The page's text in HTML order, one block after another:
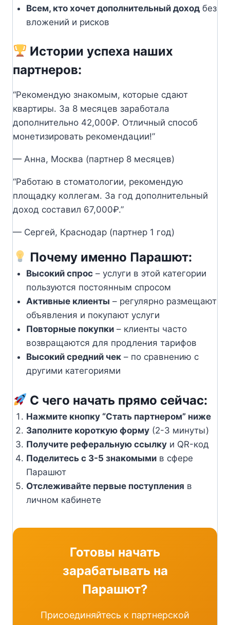
Всем, кто хочет дополнительный доходбез
вложений и рисков
Истории успеха наших
партнеров:
“Рекомендую знакомым, которые сдают
квартиры. За 8 месяцев заработала
дополнительно 42,000₽. Отличный способ
монетизировать рекомендации!”
— Анна, Москва (партнер 8 месяцев)
“Работаю в стоматологии, рекомендую
площадку коллегам. За год дополнительный
доход составил 67,000₽.”
— Сергей, Краснодар (партнер 1 год)
Почему именно Парашют:
Высокий спрос– услуги в этой категории
пользуются постоянным спросом
Активные клиенты – регулярно размещают
объявления и покупают услуги
Повторные покупки– клиенты часто
возвращаются для продления тарифов
Высокий средний чек– по сравнению с
другими категориями
С чего начать прямо сейчас:
Нажмите кнопку “Стать партнером” ниже
Заполните короткую форму(2-3 минуты)
Получите реферальную ссылкуи QR-код
Поделитесь с 3-5 знакомымив сфере
Парашют
Отслеживайте первые поступления в
личном кабинете
Готовы начать
зарабатывать на
Парашют?
Присоединяйтесь к партнерской